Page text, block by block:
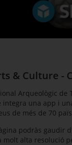
& Culture -
Arqueològic
integra una app i
de més de 70
podràs gaudir
molt alta resolució